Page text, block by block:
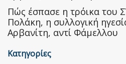
Πώς έσπασε η τρόικα του
Πολάκη, η συλλογική
Αρβανίτη, αντί Φάμελλου
Κατηγορίες